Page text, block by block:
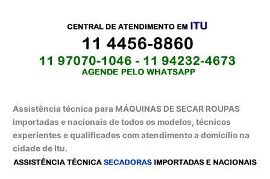
Assistência técnica para MÁQUINAS DE SECAR ROUPAS
importadas e nacionais de todos os modelos, técnicos
experientes e qualificados com atendimento a domicílio na
cidade de Itu.